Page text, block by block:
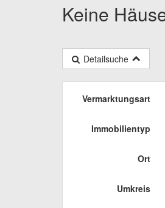
Keine
Detailsuche
Vermarktungsart
Immobilientyp
Ort
Umkreis